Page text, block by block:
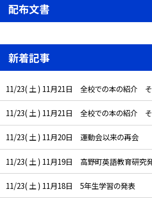
配布文書
新着記事
11/23( 土 ) 11月21日 全校での本の紹介
11/23( 土 ) 11月21日 全校での本の紹介
11/23( 土 ) 11月20日 運動会以来の再会
11/23( 土 ) 11月19日 高野町英語教育研究
11/23( 土 ) 11月18日 5年生学習の発表